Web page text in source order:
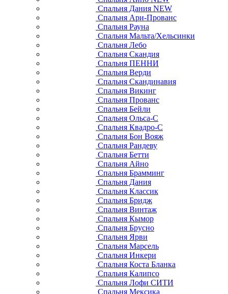
Спальня Дания NEW
Спальня Ари-Прованс
Спальня Рауна
Спальня Мальта/Хельсинки
Спальня Лебо
Спальня Скандия
Спальня ПЕННИ
Спальня Верди
Спальня Скандинавия
Спальня Викинг
Спальня Прованс
Спальня Бейли
Спальня Ольса-С
Спальня Квадро-С
Спальня Бон Вояж
Спальня Рандеву
Спальня Бетти
Спальня Айно
Спальня Брамминг
Спальня Дания
Спальня Классик
Спальня Бридж
Спальня Винтаж
Спальня Кымор
Спальня Брусно
Спальня Ярви
Спальня Марсель
Спальня Инкери
Спальня Коста Бланка
Спальня Калипсо
Спальня Лофи СИТИ
Спальня Мексика